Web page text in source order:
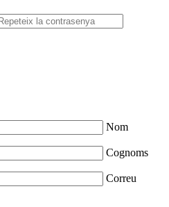
Nom
Cognoms
Correu